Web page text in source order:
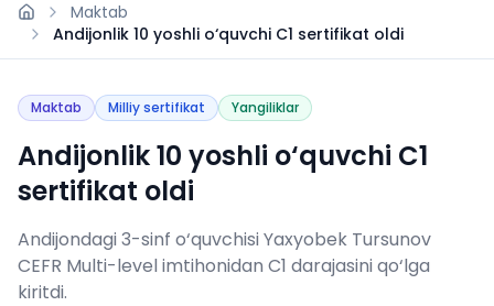
Maktab
Andijonlik 10 yoshli o‘quvchi C1 sertifikat oldi
Maktab Milliy sertifikat Yangiliklar
Andijonlik 10 yoshli o‘quvchi C1
sertifikat oldi
Andijondagi 3-sinf o‘quvchisi Yaxyobek Tursunov
CEFR Multi-level imtihonidan C1 darajasini qo‘lga
kiritdi.